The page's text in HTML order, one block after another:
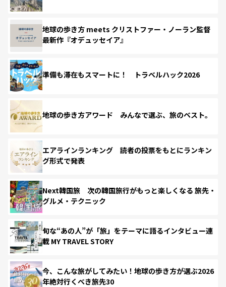
地球の歩き方 meets クリストファー・ノーラン監督
最新作『オデュッセイア』
準備も滞在もスマートに！ トラベルハック2026
地球の歩き方アワード みんなで選ぶ、旅のベスト。
エアラインランキング 読者の投票をもとにランキン
グ形式で発表
Next韓国旅 次の韓国旅行がもっと楽しくなる 旅先・
グルメ・テクニック
旬な“あの人”が「旅」をテーマに語るインタビュー連
載 MY TRAVEL STORY
今、こんな旅がしてみたい！地球の歩き方が選ぶ2026
年絶対行くべき旅先30